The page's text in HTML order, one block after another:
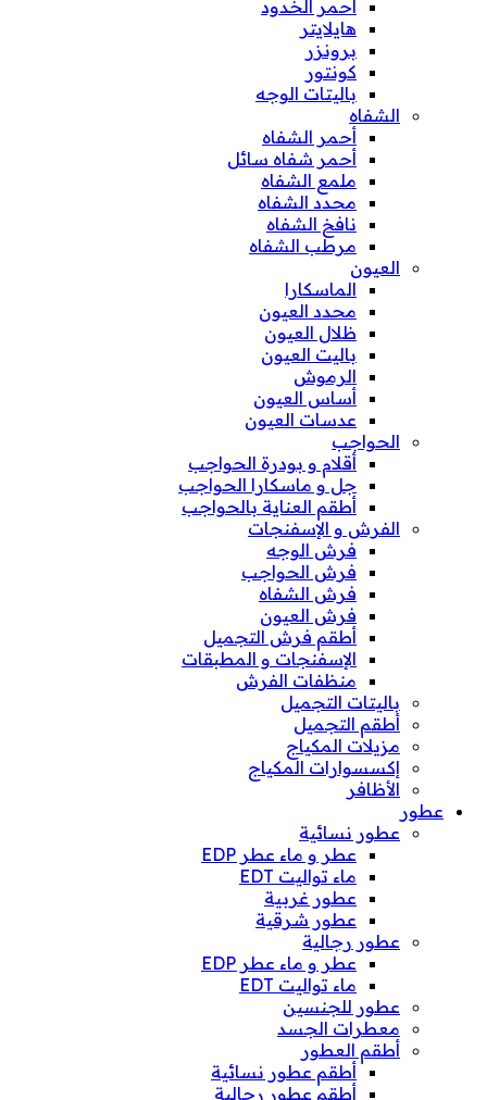
أحمر الخدود
هايلايتر
برونزر
كونتور
باليتات الوجه
الشفاه
أحمر الشفاه
أحمر شفاه سائل
ملمع الشفاه
محدد الشفاه
نافخ الشفاه
مرطب الشفاه
العيون
الماسكارا
محدد العيون
ظلال العيون
باليت العيون
الرموش
أساس العيون
عدسات العيون
الحواجب
أقلام و بودرة الحواجب
جل و ماسكارا الحواجب
أطقم العناية بالحواجب
الفرش و الإسفنجات
فرش الوجه
فرش الحواجب
فرش الشفاه
فرش العيون
أطقم فرش التجميل
الإسفنجات و المطبقات
منظفات الفرش
باليتات التجميل
أطقم التجميل
مزيلات المكياج
إكسسوارات المكياج
الأظافر
عطور
عطور نسائية
عطر و ماء عطر EDP
ماء تواليت EDT
عطور غربية
عطور شرقية
عطور رجالية
عطر و ماء عطر EDP
ماء تواليت EDT
عطور للجنسين
معطرات الجسد
أطقم العطور
أطقم عطور نسائية
أطقم عطور رجالية